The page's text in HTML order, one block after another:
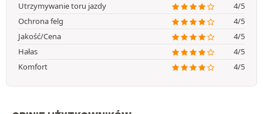
Utrzymywanie toru jazdy
4/5
Ochrona felg
4/5
Jakość/Cena
4/5
Hałas
4/5
Komfort
4/5